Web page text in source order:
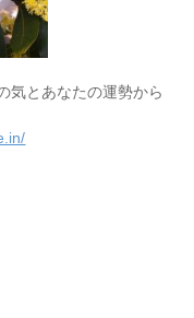
気とあなたの運勢から